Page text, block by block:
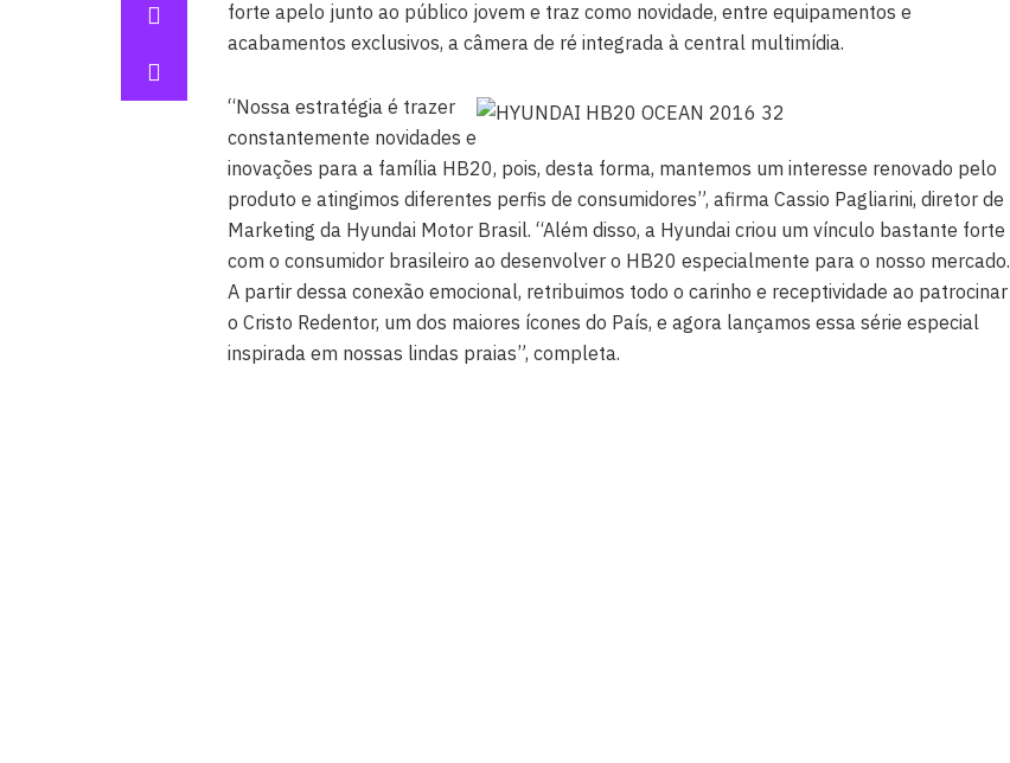
forte apelo junto ao público jovem e traz como novidade, entre equipamentos e
acabamentos exclusivos, a câmera de ré integrada à central multimídia.
“Nossa estratégia é trazer
constantemente novidades e
inovações para a família HB20, pois, desta forma, mantemos um interesse renovado pelo
produto e atingimos diferentes perfis de consumidores”, afirma Cassio Pagliarini, diretor de
Marketing da Hyundai Motor Brasil. “Além disso, a Hyundai criou um vínculo bastante forte
com o consumidor brasileiro ao desenvolver o HB20 especialmente para o nosso mercado.
A partir dessa conexão emocional, retribuimos todo o carinho e receptividade ao patrocinar
o Cristo Redentor, um dos maiores ícones do País, e agora lançamos essa série especial
inspirada em nossas lindas praias”, completa.